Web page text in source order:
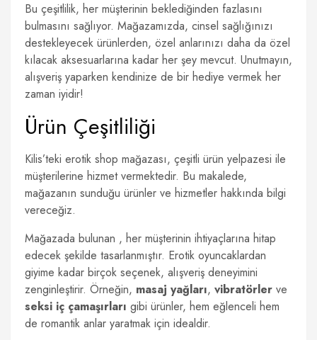
Bu çeşitlilik, her müşterinin beklediğinden fazlasını
bulmasını sağlıyor. Mağazamızda, cinsel sağlığınızı
destekleyecek ürünlerden, özel anlarınızı daha da özel
kılacak aksesuarlarına kadar her şey mevcut. Unutmayın,
alışveriş yaparken kendinize de bir hediye vermek her
zaman iyidir!
Ürün Çeşitliliği
Kilis’teki erotik shop mağazası, çeşitli ürün yelpazesi ile
müşterilerine hizmet vermektedir. Bu makalede,
mağazanın sunduğu ürünler ve hizmetler hakkında bilgi
vereceğiz.
Mağazada bulunan , her müşterinin ihtiyaçlarına hitap
edecek şekilde tasarlanmıştır. Erotik oyuncaklardan
giyime kadar birçok seçenek, alışveriş deneyimini
zenginleştirir. Örneğin, masaj yağları, vibratörler ve
seksi iç çamaşırları gibi ürünler, hem eğlenceli hem
de romantik anlar yaratmak için idealdir.